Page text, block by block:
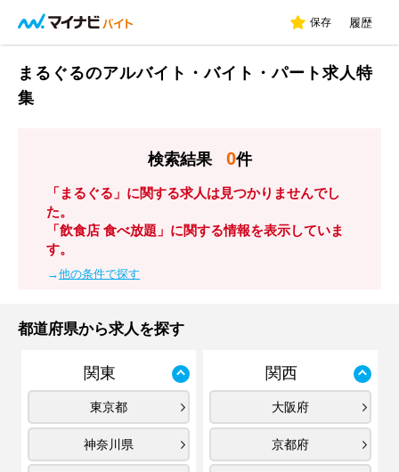
保存 履歴
まるぐるのアルバイト・バイト・パート求人特
集
検索結果 0件
「まるぐる」に関する求人は見つかりませんでし
た。
「飲食店 食べ放題」に関する情報を表示していま
す。
→他の条件で探す
都道府県から求人を探す
関東
東京都
神奈川県
関西
大阪府
京都府